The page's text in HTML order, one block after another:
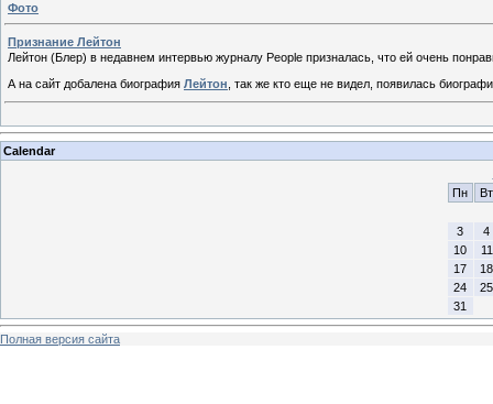
Фото
Признание Лейтон
Лейтон (Блер) в недавнем интервью журналу People призналась, что ей очень
А на сайт добалена биография Лейтон , так же кто еще не видел, появилась
Calendar
Пн
Вт
3
4
10
11
17
18
24
25
31
Полная версия сайта